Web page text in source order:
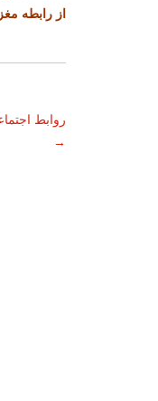
از رابطه
روابط
→